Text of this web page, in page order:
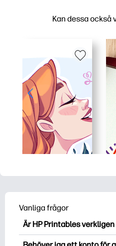
Kan dessa också
Vanliga frågor
Är HP Printables
HP Printables erbjuder